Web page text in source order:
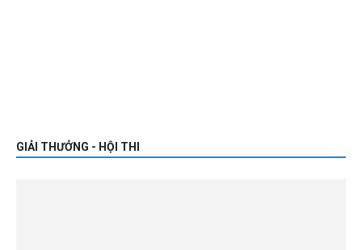
GIẢI THƯỞNG - HỘI THI